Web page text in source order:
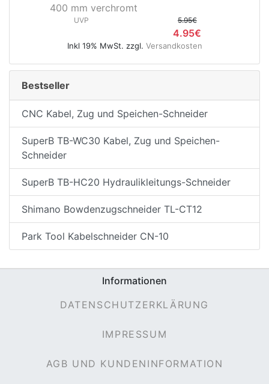
400 mm verchromt
UVP 5.95€
4.95€
Inkl 19% MwSt. zzgl. Versandkosten
Bestseller
CNC Kabel, Zug und Speichen-Schneider
SuperB TB-WC30 Kabel, Zug und Speichen-
Schneider
SuperB TB-HC20 Hydraulikleitungs-Schneider
Shimano Bowdenzugschneider TL-CT12
Park Tool Kabelschneider CN-10
Informationen
DATENSCHUTZERKLÄRUNG
IMPRESSUM
AGB UND KUNDENINFORMATION